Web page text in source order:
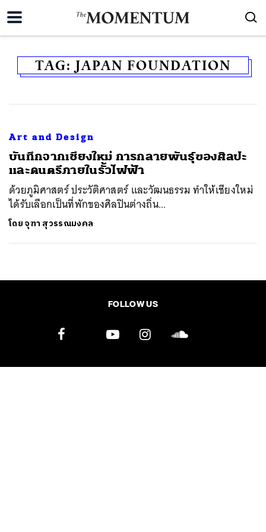
TAG: JAPAN FOUNDATION
Art and Design
​บันทึกจากเชียงใหม่ การกลายพันธุ์ของศิลปะ
และดนตรีภายในรั้วไฟฟ้า
ด้วยภูมิศาสตร์ ประวัติศาสตร์ และวัฒนธรรม ทำให้เชียงใหม่
ได้รับเลือกเป็นที่พักของศิลปินต่างถิ่น...
โดยจุฑา สุวรรณมงคล
FOLLOW US
SHARE TWEET LINE EMAIL